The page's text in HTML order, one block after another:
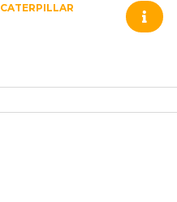
CATERPILLAR